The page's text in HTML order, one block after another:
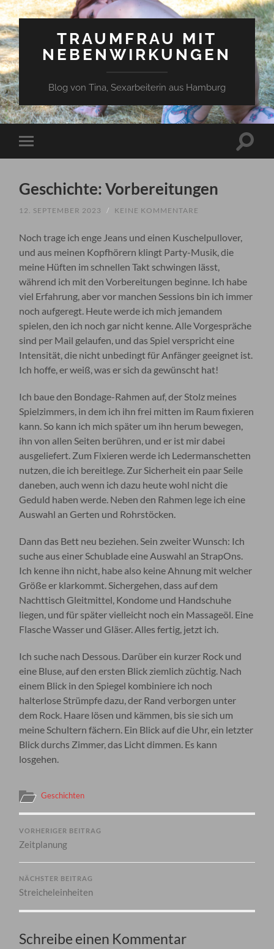
TRAUMFRAU MIT
NEBENWIRKUNGEN
Blog von Tina, Sexarbeiterin aus Hamburg
Mobile-
Menü
Geschichte: Vorbereitungen
12. SEPTEMBER 2023 / KEINE KOMMENTARE
Noch trage ich enge Jeans und einen Kuschelpullover,
und aus meinen Kopfhörern klingt Party-Musik, die
meine Hüften im schnellen Takt schwingen lässt,
während ich mit den Vorbereitungen beginne. Ich habe
viel Erfahrung, aber vor manchen Sessions bin ich immer
noch aufgeregt. Heute werde ich mich jemandem
spielen, den ich noch gar nicht kenne. Alle Vorgespräche
sind per Mail gelaufen, und das Spiel verspricht eine
Intensität, die nicht unbedingt für Anfänger geeignet ist.
Ich hoffe, er weiß, was er sich da gewünscht hat!
Ich baue den Bondage-Rahmen auf, der Stolz meines
Spielzimmers, in dem ich ihn frei mitten im Raum fixieren
kann. So kann ich mich später um ihn herum bewegen,
ihn von allen Seiten berühren, und er ist mir dabei
ausgeliefert. Zum Fixieren werde ich Ledermanschetten
nutzen, die ich bereitlege. Zur Sicherheit ein paar Seile
daneben, auch wenn ich dazu heute wohl nicht die
Geduld haben werde. Neben den Rahmen lege ich eine
Auswahl an Gerten und Rohrstöcken.
Dann das Bett neu beziehen. Sein zweiter Wunsch: Ich
suche aus einer Schublade eine Auswahl an StrapOns.
Ich kenne ihn nicht, habe also keine Ahnung mit welcher
Größe er klarkommt. Sichergehen, dass auf dem
Nachttisch Gleitmittel, Kondome und Handschuhe
liegen, und für später vielleicht noch ein Massageöl. Eine
Flasche Wasser und Gläser. Alles fertig, jetzt ich.
Ich suche nach Dessous. Darüber ein kurzer Rock und
eine Bluse, auf den ersten Blick ziemlich züchtig. Nach
einem Blick in den Spiegel kombiniere ich noch
halterlose Strümpfe dazu, der Rand verborgen unter
dem Rock. Haare lösen und kämmen, bis sie sich um
meine Schultern fächern. Ein Blick auf die Uhr, ein letzter
Blick durchs Zimmer, das Licht dimmen. Es kann
losgehen.
Geschichten
VORHERIGER BEITRAG
Zeitplanung
NÄCHSTER BEITRAG
Streicheleinheiten
Schreibe einen Kommentar